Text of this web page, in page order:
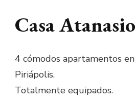
Casa
4 cómodos apartamentos
Piriápolis.
Totalmente equipados.